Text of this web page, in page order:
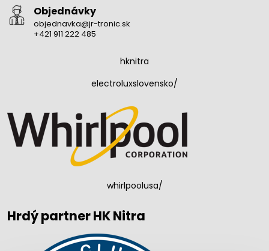
Objednávky
objednavka@jr-tronic.sk
+421 911 222 485
hknitra
electroluxslovensko/
whirlpoolusa/
Hrdý partner HK Nitra